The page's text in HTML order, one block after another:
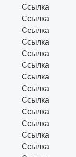
Ссылка
Ссылка
Ссылка
Ссылка
Ссылка
Ссылка
Ссылка
Ссылка
Ссылка
Ссылка
Ссылка
Ссылка
Ссылка